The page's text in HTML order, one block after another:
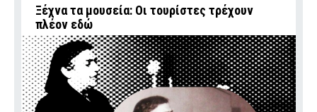
Ξέχνα τα μουσεία: Οι τουρίστες τρέχουν
πλέον εδώ